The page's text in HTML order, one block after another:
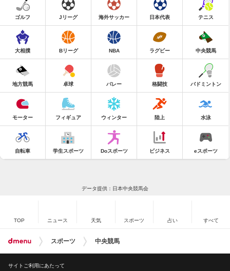
ゴルフ Jリーグ 海外サッカー 日本代表 テニス
大相撲 Bリーグ NBA ラグビー 中央競馬
地方競馬 卓球 バレー 格闘技 バドミントン
モーター フィギュア ウィンター 陸上 水泳
自転車 学生スポーツ Doスポーツ ビジネス eスポーツ
データ提供：日本中央競馬会
TOP ニュース 天気 スポーツ 占い すべて
スポーツ 中央競馬
サイトご利用にあたって